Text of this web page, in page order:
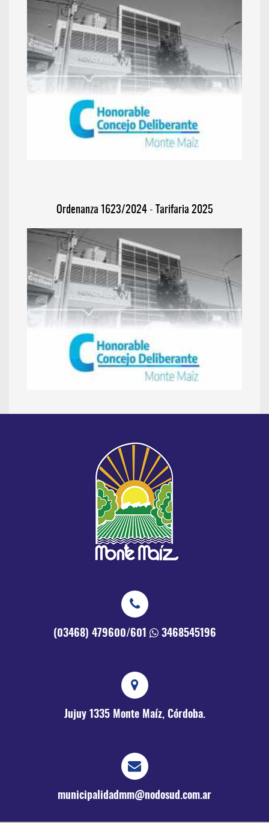
Ordenanza 1623/2024 - Tarifaria 2025
(03468) 479600/601 3468545196
Jujuy 1335 Monte Maíz, Córdoba.
municipalidadmm@nodosud.com.ar